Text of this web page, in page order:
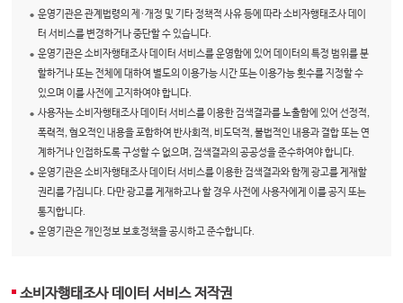
운영기관은 관계법령의 제·개정 및 기타 정책적 사유 등에 따라 소비자행태조사 데이
터 서비스를 변경하거나 중단할 수 있습니다.
운영기관은 소비자행태조사 데이터 서비스를 운영함에 있어 데이터의 특정 범위를 분
할하거나 또는 전체에 대하여 별도의 이용가능 시간 또는 이용가능 횟수를 지정할 수
있으며 이를 사전에 고지하여야 합니다.
사용자는 소비자행태조사 데이터 서비스를 이용한 검색결과를 노출함에 있어 선정적,
폭력적, 혐오적인 내용을 포함하여 반사회적, 비도덕적, 불법적인 내용과 결합 또는 연
계하거나 인접하도록 구성할 수 없으며, 검색결과의 공공성을 준수하여야 합니다.
운영기관은 소비자행태조사 데이터 서비스를 이용한 검색결과와 함께 광고를 게재할
권리를 가집니다. 다만 광고를 게재하고나 할 경우 사전에 사용자에게 이를 공지 또는
통지합니다.
운영기관은 개인정보 보호정책을 공시하고 준수합니다.
소비자행태조사 데이터 서비스 저작권